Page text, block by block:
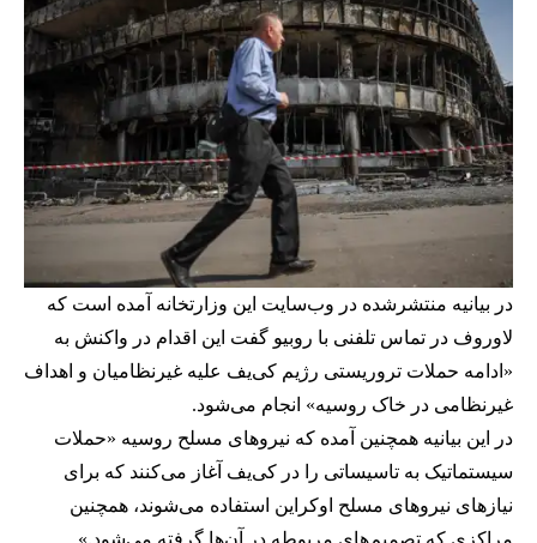
در بیانیه منتشرشده در وب‌سایت این وزارتخانه آمده است که
لاوروف در تماس تلفنی با روبیو گفت این اقدام در واکنش به
«ادامه حملات تروریستی رژیم کی‌یف علیه غیرنظامیان و اهداف
غیرنظامی در خاک روسیه» انجام می‌شود.
در این بیانیه همچنین آمده که نیروهای مسلح روسیه «حملات
سیستماتیک به تاسیساتی را در کی‌یف آغاز می‌کنند که برای
نیازهای نیروهای مسلح اوکراین استفاده می‌شوند، همچنین
مراکزی که تصمیم‌های مربوطه در آن‌ها گرفته می‌شود.»